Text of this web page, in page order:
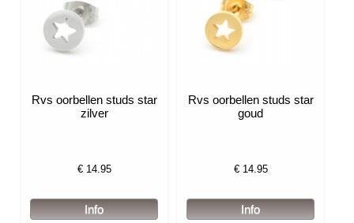
Rvs oorbellen studs star
zilver
€ 14.95
Rvs oorbellen studs star
goud
€ 14.95